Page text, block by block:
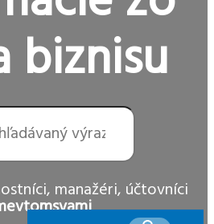
biznisu
manažéri, účtovníci